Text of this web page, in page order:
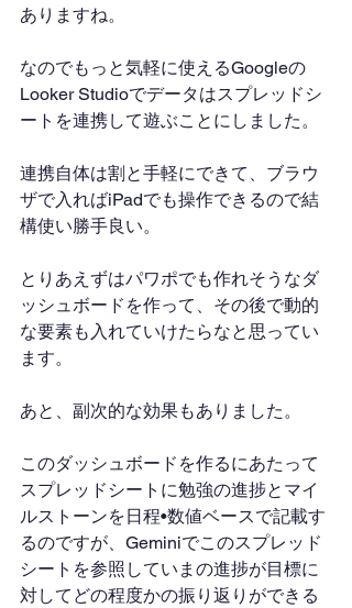
ありますね。
なのでもっと気軽に使えるGoogleの
Looker Studioでデータはスプレッドシ
ートを連携して遊ぶことにしました。
連携自体は割と手軽にできて、ブラウ
ザで入ればiPadでも操作できるので結
構使い勝手良い。
とりあえずはパワポでも作れそうなダ
ッシュボードを作って、その後で動的
な要素も入れていけたらなと思ってい
ます。
あと、副次的な効果もありました。
このダッシュボードを作るにあたって
スプレッドシートに勉強の進捗とマイ
ルストーンを日程•数値ベースで記載す
るのですが、Geminiでこのスプレッド
シートを参照していまの進捗が目標に
対してどの程度かの振り返りができる